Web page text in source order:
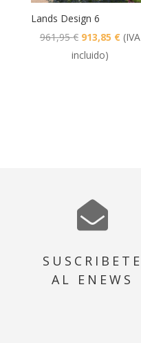
Lands Design 6
961,95€ El
precio
913,85 €El(IVA
incluido)

SUSCRIBETE
AL ENEWS